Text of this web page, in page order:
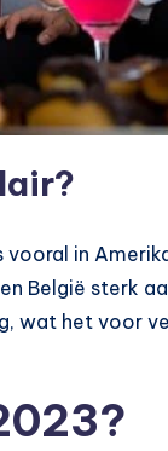
vooral in
België sterk
wat het voor